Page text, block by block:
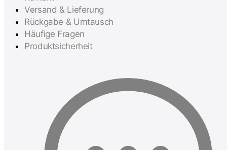
Versand & Lieferung
Rückgabe & Umtausch
Häufige Fragen
Produktsicherheit